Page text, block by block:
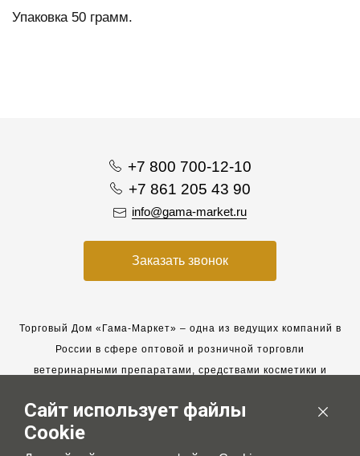
Упаковка 50 грамм.
+7 800 700-12-10
+7 861 205 43 90
info@gama-market.ru
Заказать звонок
Торговый Дом «Гама-Маркет» – одна из ведущих компаний в
России в сфере оптовой и розничной торговли
ветеринарными препаратами, средствами косметики и
Мы работаем с 2005 года. Мы приглашаем к сотрудничеству
новых клиентов и всегда рассчитываем на взаимовыгодные,
долгосрочные партнерские отношения.
Сайт использует файлы
Cookie